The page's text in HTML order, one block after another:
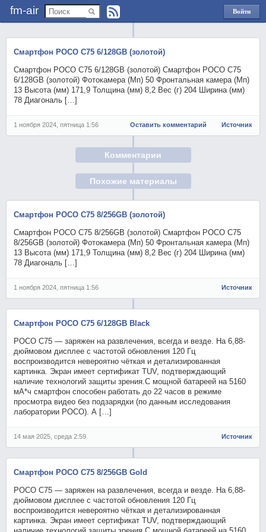
fm-air
Войти
через
Смартфон POCO C75 6/128GB (золотой)
Смартфон POCO C75 6/128GB (золотой) Смартфон POCO C75
6/128GB (золотой) Фотокамера (Мп) 50 Фронтальная камера (Мп)
13 Высота (мм) 171,9 Толщина (мм) 8,2 Вес (г) 204 Ширина (мм)
78 Диагональ […]
1 ноября 2024, пятница 1:56 Оставить комментарий Источник
Комментарии
Похожие материалы
Смартфон POCO C75 8/256GB (золотой)
Смартфон POCO C75 8/256GB (золотой) Смартфон POCO C75
8/256GB (золотой) Фотокамера (Мп) 50 Фронтальная камера (Мп)
13 Высота (мм) 171,9 Толщина (мм) 8,2 Вес (г) 204 Ширина (мм)
78 Диагональ […]
1 ноября 2024, пятница 1:56 Источник
Смартфон POCO C75 6/128GB Black
POCO C75 — заряжен на развлечения, всегда и везде. На 6,88-
дюймовом дисплее с частотой обновления 120 Гц
воспроизводится невероятно чёткая и детализированная
картинка. Экран имеет сертификат TUV, подтверждающий
наличие технологий защиты зрения.С мощной батареей на 5160
мА*ч смартфон способен работать до 22 часов в режиме
просмотра видео без подзарядки (по данным исследования
лаборатории POCO). А […]
14 мая 2025, среда 2:59 Источник
Смартфон POCO C75 8/256GB Gold
POCO C75 — заряжен на развлечения, всегда и везде. На 6,88-
дюймовом дисплее с частотой обновления 120 Гц
воспроизводится невероятно чёткая и детализированная
картинка. Экран имеет сертификат TUV, подтверждающий